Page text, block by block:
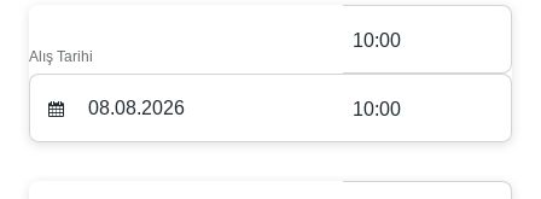
Alış Tarihi
10:00
10:00